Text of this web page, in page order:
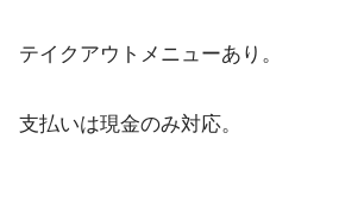
テイクアウトメニューあり。
支払いは現金のみ対応。